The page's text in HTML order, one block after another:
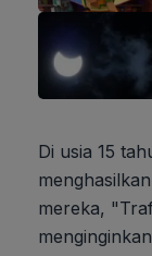
Di usia 15
mereka,